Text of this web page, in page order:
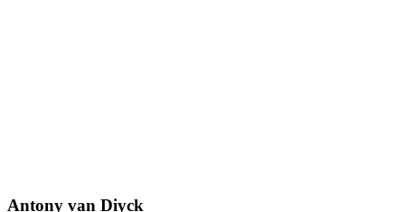
Antony van Diyck